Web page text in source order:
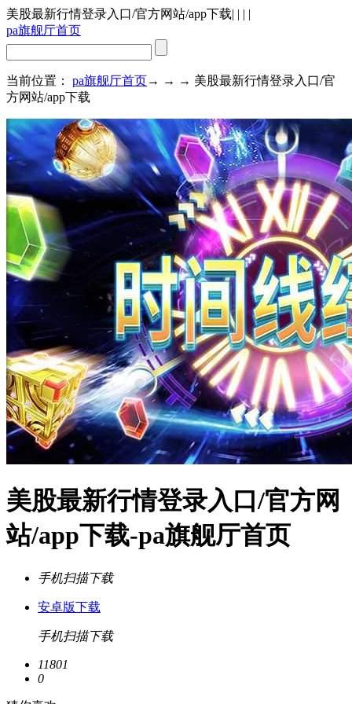
美股最新行情登录入口/官方网站/app下载| | | |
pa旗舰厅首页
当前位置： pa旗舰厅首页→ → → 美股最新行情登录入口/官
方网站/app下载
美股最新行情登录入口/官方网
站/app下载-pa旗舰厅首页
手机扫描下载
安卓版下载
手机扫描下载
11801
0